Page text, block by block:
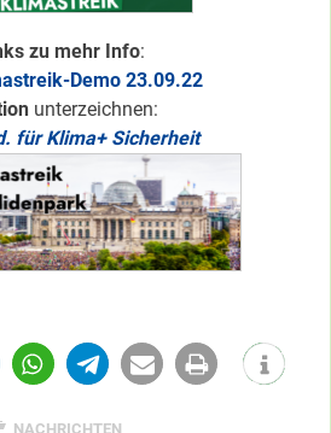
zu mehr Info:
Demo 23.09.22
unterzeichnen:
für Klima+ Sicherheit
NACHRICHTEN